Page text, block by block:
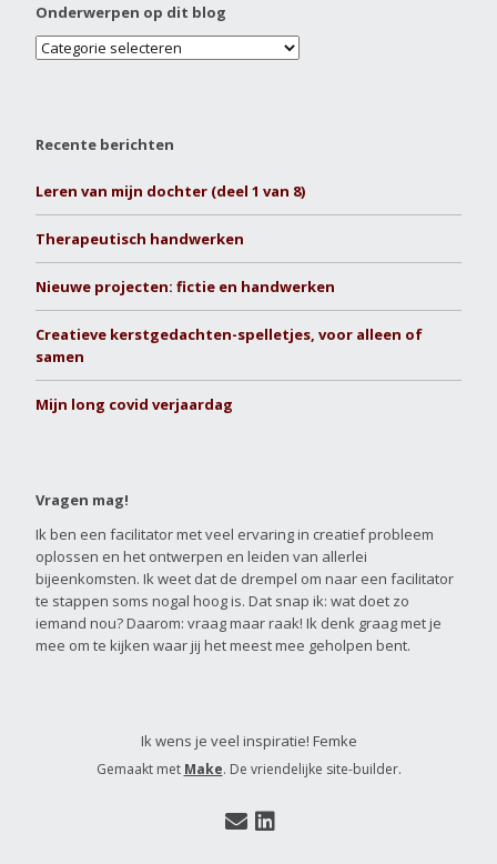
Onderwerpen op dit blog
Recente berichten
Leren van mijn dochter (deel 1 van 8)
Therapeutisch handwerken
Nieuwe projecten: fictie en handwerken
Creatieve kerstgedachten-spelletjes, voor alleen of
samen
Mijn long covid verjaardag
Vragen mag!
Ik ben een facilitator met veel ervaring in creatief probleem
oplossen en het ontwerpen en leiden van allerlei
bijeenkomsten. Ik weet dat de drempel om naar een facilitator
te stappen soms nogal hoog is. Dat snap ik: wat doet zo
iemand nou? Daarom: vraag maar raak! Ik denk graag met je
mee om te kijken waar jij het meest mee geholpen bent.
Ik wens je veel inspiratie! Femke
Gemaakt met Make. De vriendelijke site-builder.